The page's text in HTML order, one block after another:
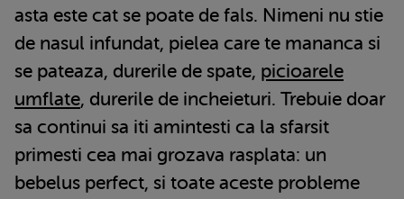
asta este cat se poate de fals. Nimeni nu stie
de nasul infundat, pielea care te mananca si
se pateaza, durerile de spate, picioarele
umflate, durerile de incheieturi. Trebuie doar
sa continui sa iti amintesti ca la sfarsit
primesti cea mai grozava rasplata: un
bebelus perfect, si toate aceste probleme